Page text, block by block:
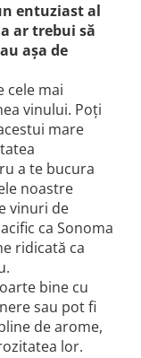
entuziast al
ar trebui să
așa de
cele mai
vinului. Poți
mare
a te bucura
noastre
vinuri de
ca Sonoma
ridicată ca
bine cu
sau pot fi
de arome,
lor.